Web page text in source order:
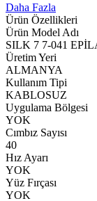
Daha Fazla
Ürün Özellikleri
Ürün Model Adı
SILK 7 7-041
Üretim Yeri
ALMANYA
Kullanım Tipi
KABLOSUZ
Uygulama Bölgesi
YOK
Cımbız Sayısı
40
Hız Ayarı
YOK
Yüz Fırçası
YOK